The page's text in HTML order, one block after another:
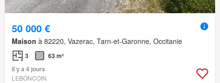
50 000 €
Maison à 82220, Vazerac, Tarn-et-Garonne, Occitanie
3
63 m²
Il y a 4 jours
LEBONCOIN